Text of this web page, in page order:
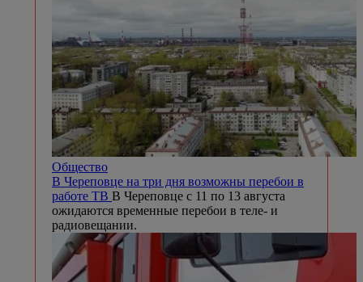
Общество
В Череповце на три дня возможны перебои в
работе ТВ В Череповце с 11 по 13 августа
ожидаются временные перебои в теле- и
радиовещании.